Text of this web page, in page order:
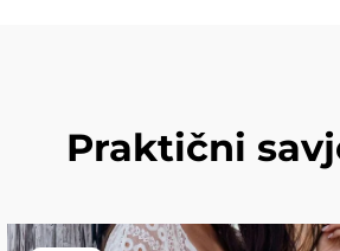
Praktični